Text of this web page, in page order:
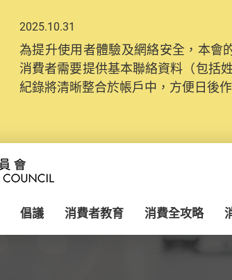
2025.10.31
為提升使用者體驗及網絡安全，本會
消費者需要提供基本聯絡資料（包括
紀錄將清晰整合於帳戶中，方便日後
倡議 消費者教育 消費全攻略